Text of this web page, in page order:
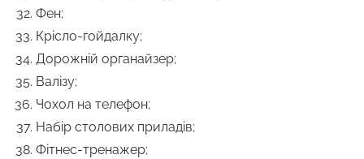
Фен;
Крісло-гойдалку;
Дорожній органайзер;
Валізу;
Чохол на телефон;
Набір столових приладів;
Фітнес-тренажер;